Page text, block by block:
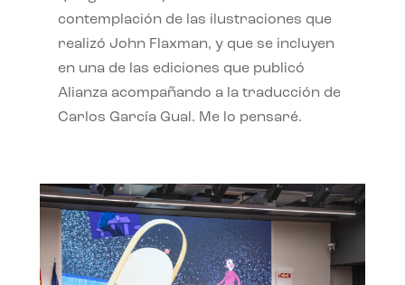
contemplación de las ilustraciones que
realizó John Flaxman, y que se incluyen
en una de las ediciones que publicó
Alianza acompañando a la traducción de
Carlos García Gual. Me lo pensaré.